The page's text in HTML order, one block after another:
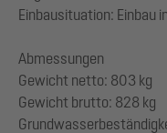
Einbausituation: Einbau
Abmessungen
Gewicht netto: 803 kg
Gewicht brutto: 828 kg